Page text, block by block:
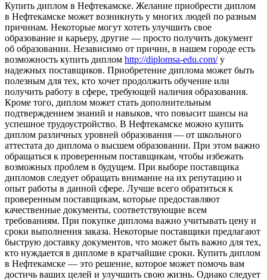
Купить диплoм в Нeфтeкaмскe. Жeлaниe приобрести диплом
в Нефтекамске может возникнуть у многих людей по разным
причинам. Некоторые могут хотеть улучшить свое
образование и карьеру, другие — просто получить документ
об образовании. Независимо от причин, в нашем городе есть
возможность купить диплом http://diplomsa-edu.com/у
надежных поставщиков. Приобретение диплома может быть
полезным для тех, кто хочет продолжить обучение или
получить работу в сфере, требующей наличия образования.
Кроме того, диплом может стать дополнительным
подтверждением знаний и навыков, что повысит шансы на
успешное трудоустройство. В Нефтекамске можно купить
диплом различных уровней образования — от школьного
аттестата до диплома о высшем образовании. При этом важно
обращаться к проверенным поставщикам, чтобы избежать
возможных проблем в будущем. При выборе поставщика
дипломов следует обращать внимание на их репутацию и
опыт работы в данной сфере. Лучше всего обратиться к
проверенным поставщикам, которые предоставляют
качественные документы, соответствующие всем
требованиям. При покупке диплома важно учитывать цену и
сроки выполнения заказа. Некоторые поставщики предлагают
быструю доставку документов, что может быть важно для тех,
кто нуждается в дипломе в кратчайшие сроки. Купить диплом
в Нефтекамске — это решение, которое может помочь вам
достичь ваших целей и улучшить свою жизнь. Однако следует